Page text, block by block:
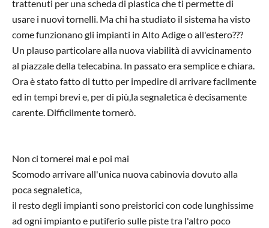
trattenuti per una scheda di plastica che ti permette di
usare i nuovi tornelli. Ma chi ha studiato il sistema ha visto
come funzionano gli impianti in Alto Adige o all'estero???
Un plauso particolare alla nuova viabilità di avvicinamento
al piazzale della telecabina. In passato era semplice e chiara.
Ora è stato fatto di tutto per impedire di arrivare facilmente
ed in tempi brevi e, per di più,la segnaletica è decisamente
carente. Difficilmente tornerò.
Non ci tornerei mai e poi mai
Scomodo arrivare all'unica nuova cabinovia dovuto alla
poca segnaletica,
il resto degli impianti sono preistorici con code lunghissime
ad ogni impianto e putiferio sulle piste tra l'altro poco